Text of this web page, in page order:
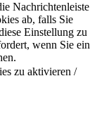
Nachrichtenleiste
ab, falls Sie
Einstellung zu
wenn Sie ein
zu aktivieren /